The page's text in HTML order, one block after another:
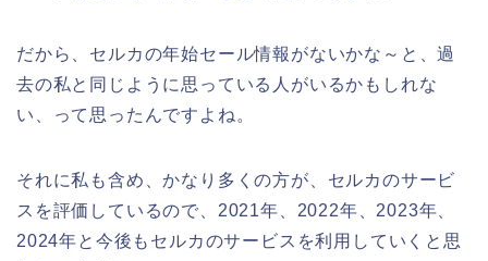
だから、セルカの年始セール情報がないかな～と、過
去の私と同じように思っている人がいるかもしれな
い、って思ったんですよね。
それに私も含め、かなり多くの方が、セルカのサービ
スを評価しているので、2021年、2022年、2023年、
2024年と今後もセルカのサービスを利用していくと思